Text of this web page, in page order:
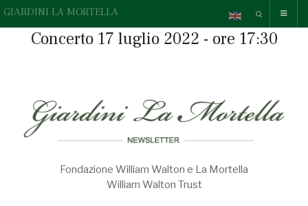
GIARDINI LA MORTELLA
Concerto 17 luglio 2022 - ore 17:30
Fondazione William Walton e La Mortella
William Walton Trust